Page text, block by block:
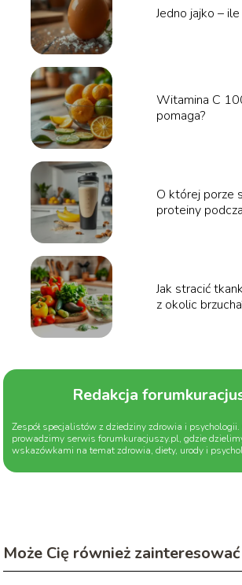
Jedno jajko – ile
Witamina C
pomaga?
O której porze
proteiny
Jak stracić
z okolic
Redakcja
Zespół specjalistów z dziedziny zdrowia i
prowadzimy serwis forumkuracjuszy.pl, gdzie
wskazówkami na temat zdrowia, diety, urody i
Może Cię również zainteresować